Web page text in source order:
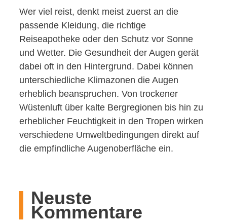
Wer viel reist, denkt meist zuerst an die
passende Kleidung, die richtige
Reiseapotheke oder den Schutz vor Sonne
und Wetter. Die Gesundheit der Augen gerät
dabei oft in den Hintergrund. Dabei können
unterschiedliche Klimazonen die Augen
erheblich beanspruchen. Von trockener
Wüstenluft über kalte Bergregionen bis hin zu
erheblicher Feuchtigkeit in den Tropen wirken
verschiedene Umweltbedingungen direkt auf
die empfindliche Augenoberfläche ein.
Neuste
Kommentare